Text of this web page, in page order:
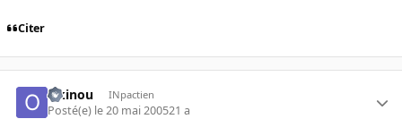
Citer
Okinou INpactien
Posté(e) le 20 mai 200521 a